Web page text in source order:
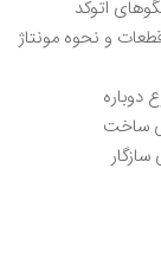
اتوکد
و نحوه مونتاژ
دوباره
ساخت